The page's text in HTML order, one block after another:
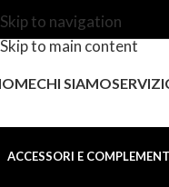
Skip to navigation
Skip to main content
CHI SIAMOSERVIZI
ACCESSORI E